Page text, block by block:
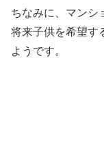
ちなみに、マンシ
将来子供を希望す
ようです。